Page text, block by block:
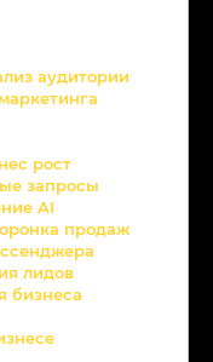
аудитории
рост
запросы
AI
продаж
лидов
бизнеса